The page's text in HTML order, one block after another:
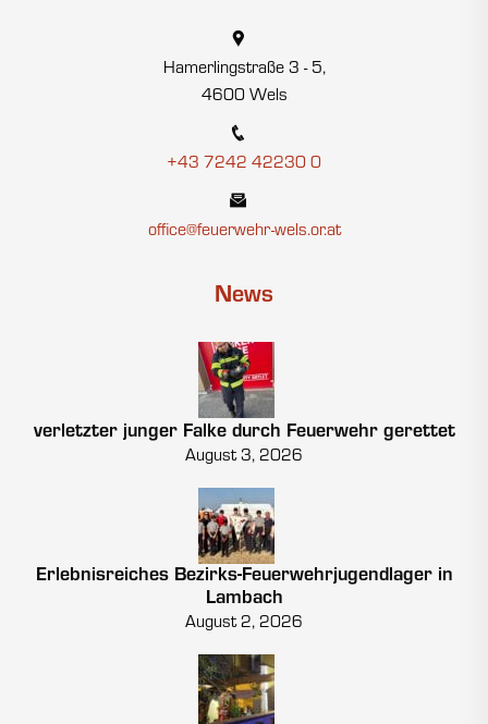
Hamerlingstraße 3 - 5,
4600 Wels
+43 7242 42230 0
office@feuerwehr-wels.or.at
News
verletzter junger Falke durch Feuerwehr gerettet
August 3, 2026
Erlebnisreiches Bezirks-Feuerwehrjugendlager in
Lambach
August 2, 2026